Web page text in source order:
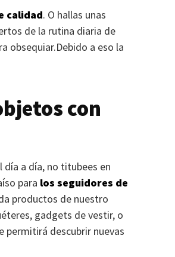
calidad. O hallas unas
de la rutina diaria de
obsequiar.Debido a eso la
con
día a día, no titubees en
para los seguidores de
productos de nuestro
gadgets de vestir, o
permitirá descubrir nuevas